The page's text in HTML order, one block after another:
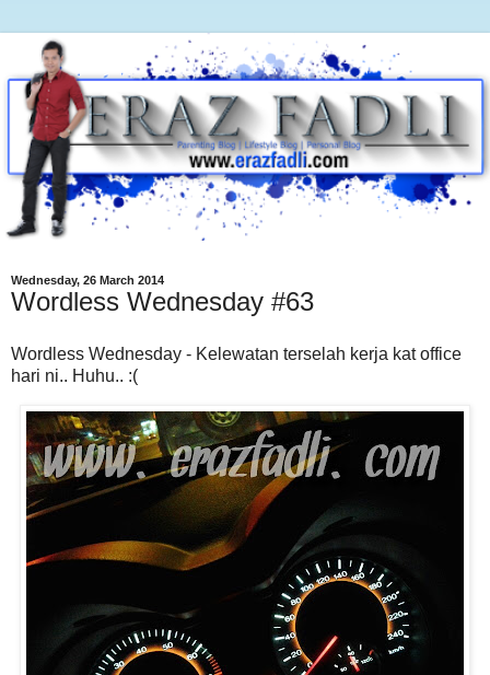
Wednesday, 26 March 2014
Wordless Wednesday #63
Wordless Wednesday - Kelewatan terselah kerja kat office
hari ni.. Huhu.. :(